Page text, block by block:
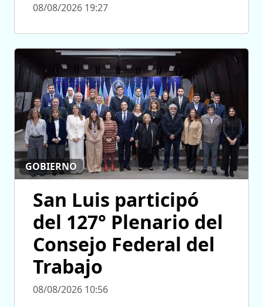
08/08/2026 19:27
GOBIERNO
San Luis participó
del 127° Plenario del
Consejo Federal del
Trabajo
08/08/2026 10:56